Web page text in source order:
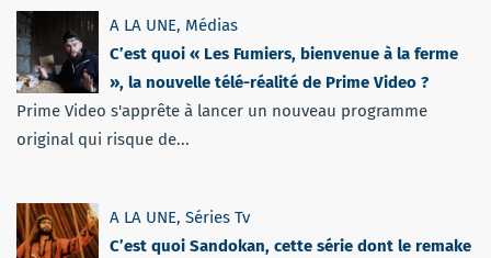
A LA UNE, Médias
C’est quoi « Les Fumiers, bienvenue à la ferme
», la nouvelle télé-réalité de Prime Video ?
Prime Video s'apprête à lancer un nouveau programme
original qui risque de...
A LA UNE, Séries Tv
C’est quoi Sandokan, cette série dont le remake